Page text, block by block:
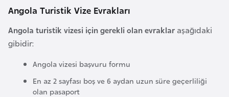
Angola Turistik Vize Evrakları
Angola turistik vizesi için gerekli olan evraklar aşağıdaki
gibidir:
Angola vizesi başvuru formu
En az 2 sayfası boş ve 6 aydan uzun süre geçerliliği
olan pasaport
a
h
r